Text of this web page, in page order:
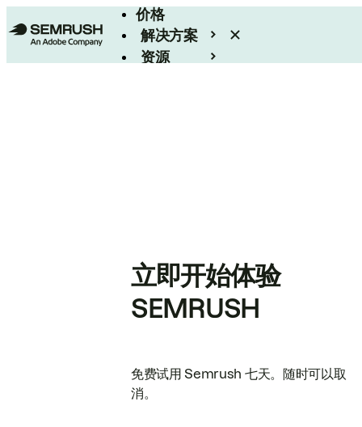
价格
解决方案
资源
立即开始体验
SEMRUSH
免费试用 Semrush 七天。随时可以取
消。